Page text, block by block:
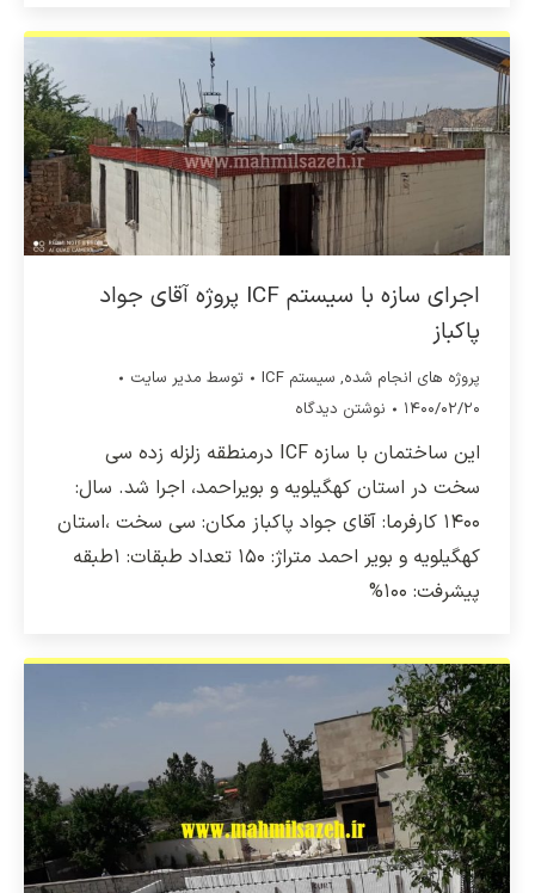
اجرای سازه با سیستم ICF پروژه آقای جواد
پاکباز
پروژه های انجام شده, سیستم ICF توسط مدیر سایت
۱۴۰۰/۰۲/۲۰
نوشتن دیدگاه
این ساختمان با سازه ICF درمنطقه زلزله زده سی
سخت در استان کهگیلویه و بویراحمد، اجرا شد. سال:
۱۴۰۰ کارفرما: آقای جواد پاکباز مکان: سی سخت ،استان
کهگیلویه و بویر احمد متراژ: ۱۵۰ تعداد طبقات: ۱طبقه
پیشرفت: ۱۰۰%